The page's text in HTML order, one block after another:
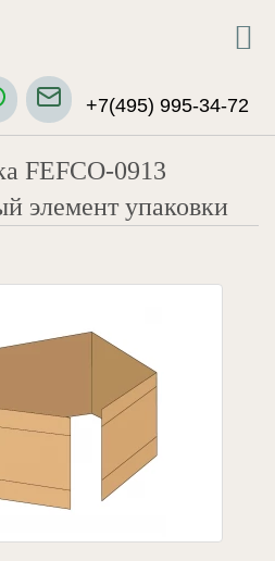
+7(495) 995-34-72
FEFCO-0913
элемент упаковки